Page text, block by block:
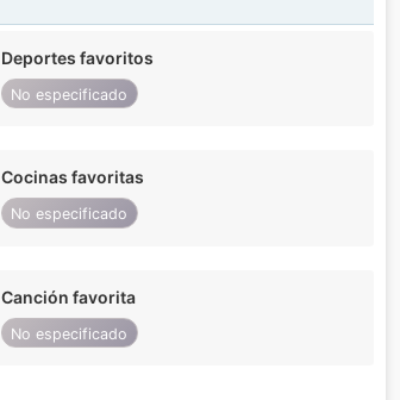
Deportes favoritos
No especificado
Cocinas favoritas
No especificado
Canción favorita
No especificado